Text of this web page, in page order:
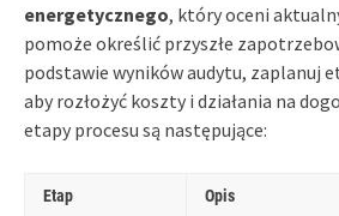
energetycznego, który oceni
pomoże określić przyszłe
podstawie wyników audytu, zaplanuj
aby rozłożyć koszty i działania na
etapy procesu są następujące:
Etap Opis